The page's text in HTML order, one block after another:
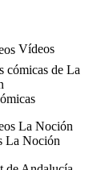
Vídeos
La Noción